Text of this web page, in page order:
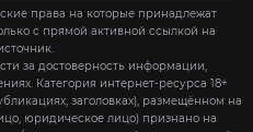
права на которые принадлежат
с прямой активной ссылкой на
за достоверность информации,
Категория интернет-ресурса 18+
заголовках), размещённом на
юридическое лицо) признано на